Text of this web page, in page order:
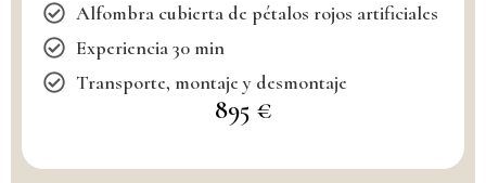
Alfombra cubierta de pétalos rojos artificiales
Experiencia 30 min
Transporte, montaje y desmontaje
895 €